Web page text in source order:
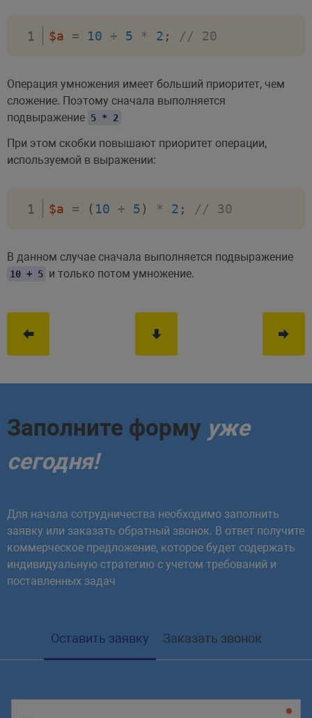
$a = 10 + 5 * 2 ; // 20
Операция умножения имеет больший приоритет, чем
сложение. Поэтому сначала выполняется
подвыражение 5 * 2
При этом скобки повышают приоритет операции,
используемой в выражении:
$a = ( 10 + 5) * 2 ; // 30
В данном случае сначала выполняется подвыражение
10 + 5 и только потом умножение.
Заполните форму уже
сегодня!
Для начала сотрудничества необходимо заполнить
заявку или заказать обратный звонок. В ответ получите
коммерческое предложение, которое будет содержать
индивидуальную стратегию с учетом требований и
поставленных задач
Оставить заявку Заказать звонок